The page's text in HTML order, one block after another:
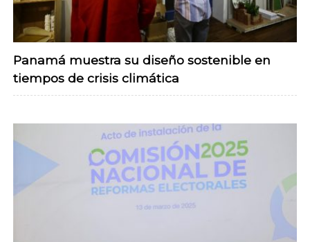
Panamá muestra su diseño sostenible en
tiempos de crisis climática